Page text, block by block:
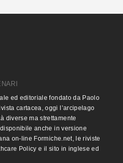
ed editoriale fondato da Paolo
cartacea, oggi l’arcipelago
diverse ma strettamente
anche in versione
on-line Formiche.net, le riviste
Policy e il sito in inglese ed